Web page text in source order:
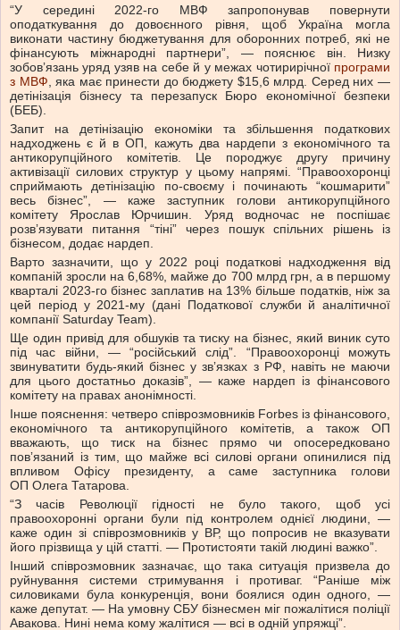
“У середині 2022-го МВФ запропонував повернути
оподаткування до довоєнного рівня, щоб Україна могла
виконати частину бюджетування для оборонних потреб, які не
фінансують міжнародні партнери”, — пояснює він. Низку
зобовʼязань уряд узяв на себе й у межах чотирирічноїпрограми
з МВФ, яка має принести до бюджету $15,6 млрд. Серед них —
детінізація бізнесу та перезапуск Бюро економічної безпеки
(БЕБ).
Запит на детінізацію економіки та збільшення податкових
надходжень є й в ОП, кажуть два нардепи з економічного та
антикорупційного комітетів. Це породжує другу причину
активізації силових структур у цьому напрямі. “Правоохоронці
сприймають детінізацію по-своєму і починають “кошмарити”
весь бізнес”, — каже заступник голови антикорупційного
комітету Ярослав Юрчишин. Уряд водночас не поспішає
розвʼязувати питання “тіні” через пошук спільних рішень із
бізнесом, додає нардеп.
Варто зазначити, що у 2022 році податкові надходження від
компаній зросли на 6,68%, майже до 700 млрд грн, а в першому
кварталі 2023-го бізнес заплатив на 13% більше податків, ніж за
цей період у 2021-му (дані Податкової служби й аналітичної
компанії Saturday Team).
Ще один привід для обшуків та тиску на бізнес, який виник суто
під час війни, — “російський слід”. “Правоохоронці можуть
звинуватити будь-який бізнес у звʼязках з РФ, навіть не маючи
для цього достатньо доказів”, — каже нардеп із фінансового
комітету на правах анонімності.
Інше пояснення: четверо співрозмовників Forbes із фінансового,
економічного та антикорупційного комітетів, а також ОП
вважають, що тиск на бізнес прямо чи опосередковано
повʼязаний із тим, що майже всі силові органи опинилися під
впливом Офісу президенту, а саме заступника голови
ОП Олега Татарова.
“З часів Революції гідності не було такого, щоб усі
правоохоронні органи були під контролем однієї людини, —
каже один зі співрозмовників у ВР, що попросив не вказувати
його прізвища у цій статті. — Протистояти такій людині важко”.
Інший співрозмовник зазначає, що така ситуація призвела до
руйнування системи стримування і противаг. “Раніше між
силовиками була конкуренція, вони боялися один одного, —
каже депутат. — На умовну СБУ бізнесмен міг пожалітися поліції
Авакова. Нині нема кому жалітися — всі в одній упряжці”.